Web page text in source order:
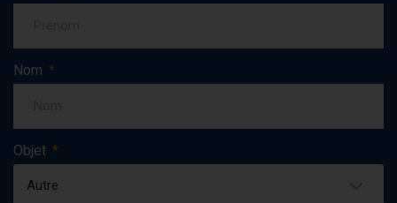
Nom
Objet
Autre